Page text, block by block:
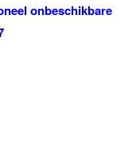
onbeschikbare